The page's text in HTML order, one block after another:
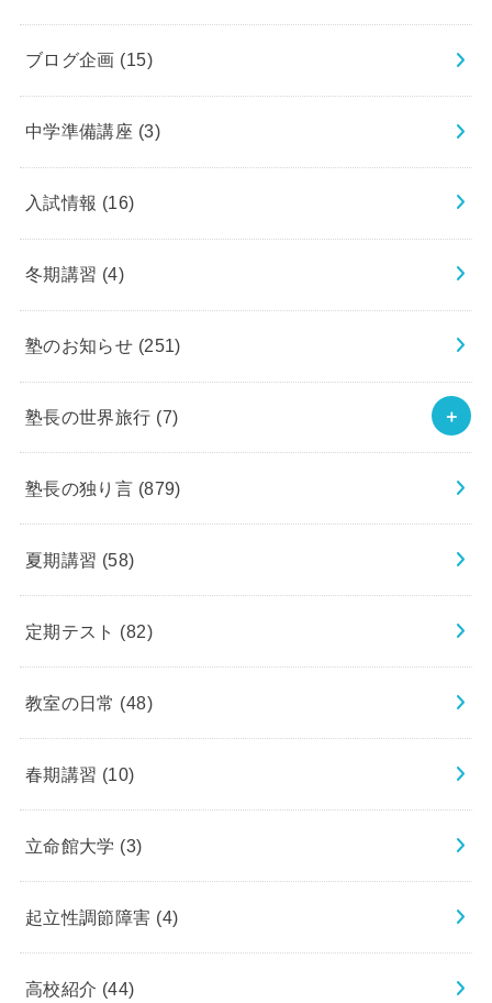
ブログ企画 (15)
中学準備講座 (3)
入試情報 (16)
冬期講習 (4)
塾のお知らせ (251)
塾長の世界旅行 (7)
塾長の独り言 (879)
夏期講習 (58)
定期テスト (82)
教室の日常 (48)
春期講習 (10)
立命館大学 (3)
起立性調節障害 (4)
高校紹介 (44)